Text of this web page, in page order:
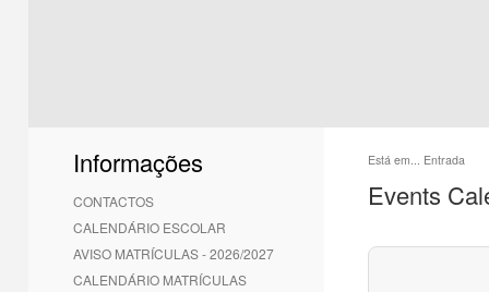
Informações
CONTACTOS
CALENDÁRIO ESCOLAR
AVISO MATRÍCULAS - 2026/2027
CALENDÁRIO MATRÍCULAS
Está em... Entrada
Events